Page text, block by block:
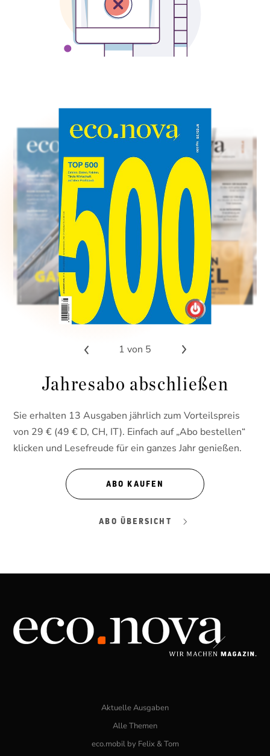
1 von 5
Jahresabo abschließen
Sie erhalten 13 Ausgaben jährlich zum Vorteilspreis
von 29 € (49 € D, CH, IT). Einfach auf „Abo bestellen“
klicken und Lesefreude für ein ganzes Jahr genießen.
ABO KAUFEN
ABO ÜBERSICHT
Aktuelle Ausgaben
Alle Themen
eco.mobil by Felix & Tom